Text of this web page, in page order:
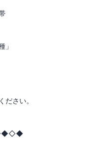
さい。
◇◆◇◆